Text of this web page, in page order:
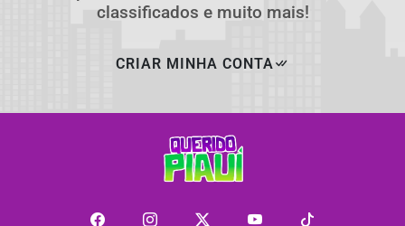
classificados e muito mais!
CRIAR MINHA CONTA